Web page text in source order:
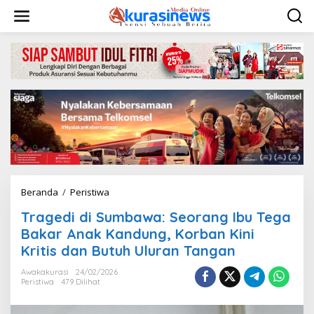
w
Beranda / Peristiwa
a
g
e
d
i
S
Tragedi di Sumbawa: Seorang Ibu Tega
Bakar Anak Kandung, Korban Kini
Kritis dan Butuh Uluran Tangan
Awakakurasi
24/02/2026
Peristiwa
479 Dilihat